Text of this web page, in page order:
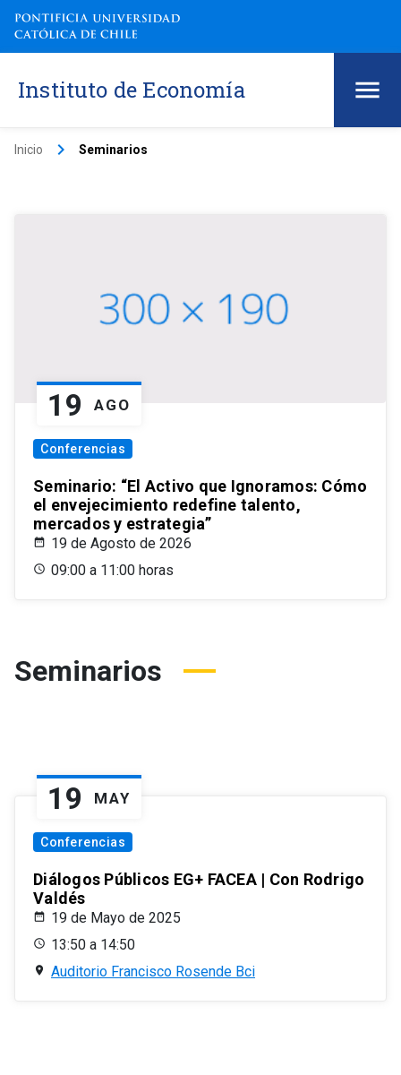
Instituto de Economía
Inicio keyboard_arrow_right Seminarios
19 AGO
Conferencias
Seminario: “El Activo que Ignoramos: Cómo
el envejecimiento redefine talento,
mercados y estrategia”
19 de Agosto de 2026
09:00 a 11:00 horas
Seminarios
19 MAY
Conferencias
Diálogos Públicos EG+ FACEA | Con Rodrigo
Valdés
19 de Mayo de 2025
13:50 a 14:50
Auditorio Francisco Rosende Bci